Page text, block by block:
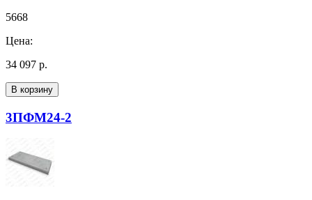
5668
Цена:
34 097 р.
В корзину
3ПФМ24-2